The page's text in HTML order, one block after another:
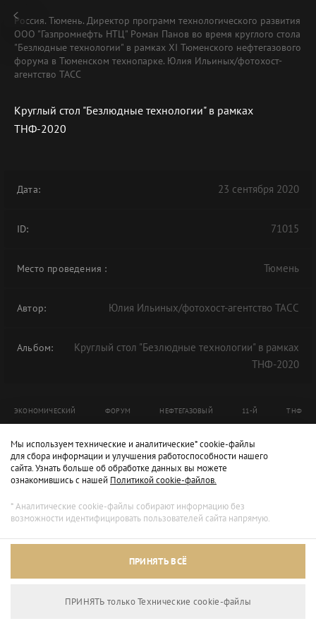
Россия. Тюмень. Директор программ технологического развития
ООО "Газпромнефть НТЦ" Роман Панов во время круглого стола
"Безлюдные технологии" в рамках XI Тюменского нефтегазового
форума в Тюменском технопарке. Юлия Ильиных/фотохост-
агентство ТАСС
Круглый стол "Безлюдные технологии" в рамках
ТНФ-2020
Дата: 23 сентября 2020
ID: 71015
Место проведения : Тюмень
Автор: Юлия Ильиных/фотохост-агентство ТАСС
Альбом:
Круглый стол "Безлюдные технологии" в рамках
ТНФ-2020
ЭКОНОМИЧЕСКИЙ ФОРУМ НЕФТЕГАЗОВЫЙ 11-Й ТНФ
Мы используем технические и аналитические* cookie-файлы
для сбора информации и улучшения работоспособности нашего
сайта. Узнать больше об обработке данных вы можете
ознакомившись с нашей Политикой cookie-файлов.
* Аналитические cookie-файлы собирают информацию без
возможности идентифицировать пользователей сайта напрямую.
ПРИНЯТЬ ВСЁ
ПРИНЯТЬ только Технические сookie-файлы